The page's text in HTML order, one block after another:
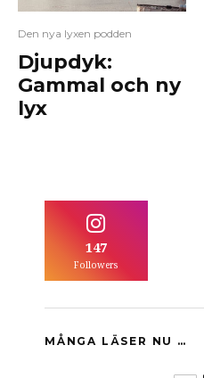
Den nya lyxen podden
Djupdyk:
Gammal och ny
lyx
147
Followers
MÅNGA LÄSER NU …